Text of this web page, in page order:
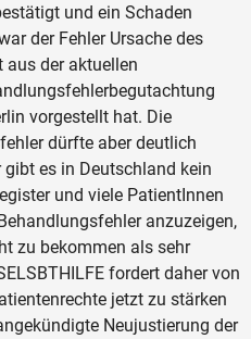
und ein Schaden
der Fehler Ursache des
aus der aktuellen
vorgestellt hat. Die
dürfte aber deutlich
es in Deutschland kein
und viele PatientInnen
anzuzeigen,
zu bekommen als sehr
fordert daher von
jetzt zu stärken
Neujustierung der